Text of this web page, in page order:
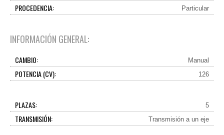
PROCEDENCIA: Particular
INFORMACIÓN GENERAL:
CAMBIO: Manual
POTENCIA (CV): 126
PLAZAS: 5
TRANSMISIÓN: Transmisión a un eje